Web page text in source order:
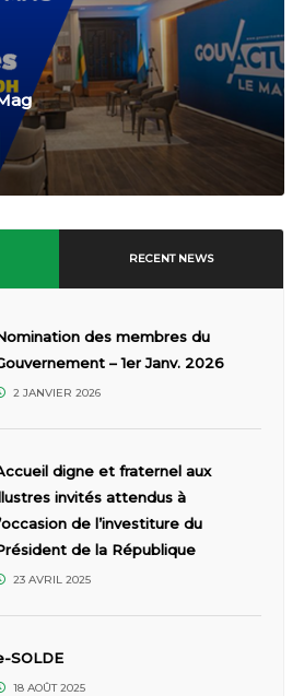
RECENT NEWS
des membres du
– 1er Janv. 2026
2 JANVIER 2026
digne et fraternel aux
invités attendus à
de l’investiture du
de la République
23 AVRIL 2025
SOLDE
18 AOÛT 2025